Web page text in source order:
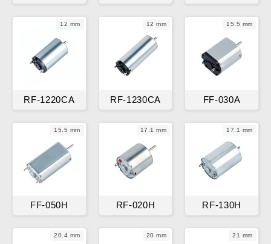
12 mm
RF-1220CA
12 mm
RF-1230CA
15.5 mm
FF-030A
15.5 mm
FF-050H
17.1 mm
RF-020H
17.1 mm
RF-130H
20.4 mm 20 mm 21 mm